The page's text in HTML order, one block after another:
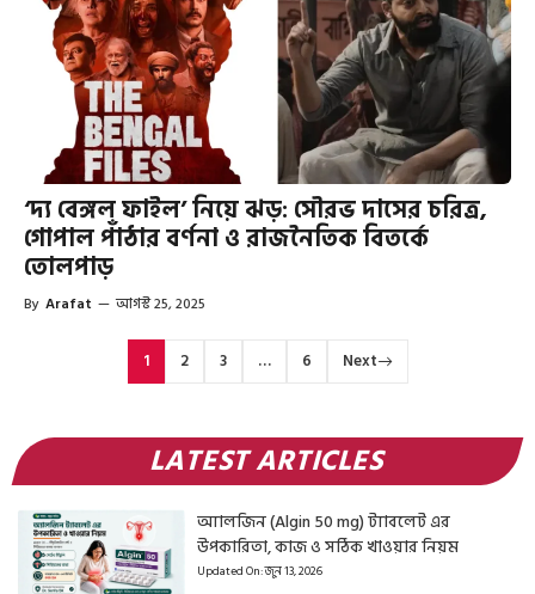
‘দ্য বেঙ্গল ফাইল’ নিয়ে ঝড়: সৌরভ দাসের চরিত্র,
গোপাল পাঁঠার বর্ণনা ও রাজনৈতিক বিতর্কে
তোলপাড়
By Arafat — আগস্ট 25, 2025
1 2 3 … 6 Next
LATEST ARTICLES
অ্যালজিন (Algin 50 mg) ট্যাবলেট এর
উপকারিতা, কাজ ও সঠিক খাওয়ার নিয়ম
Updated On:জুন 13, 2026